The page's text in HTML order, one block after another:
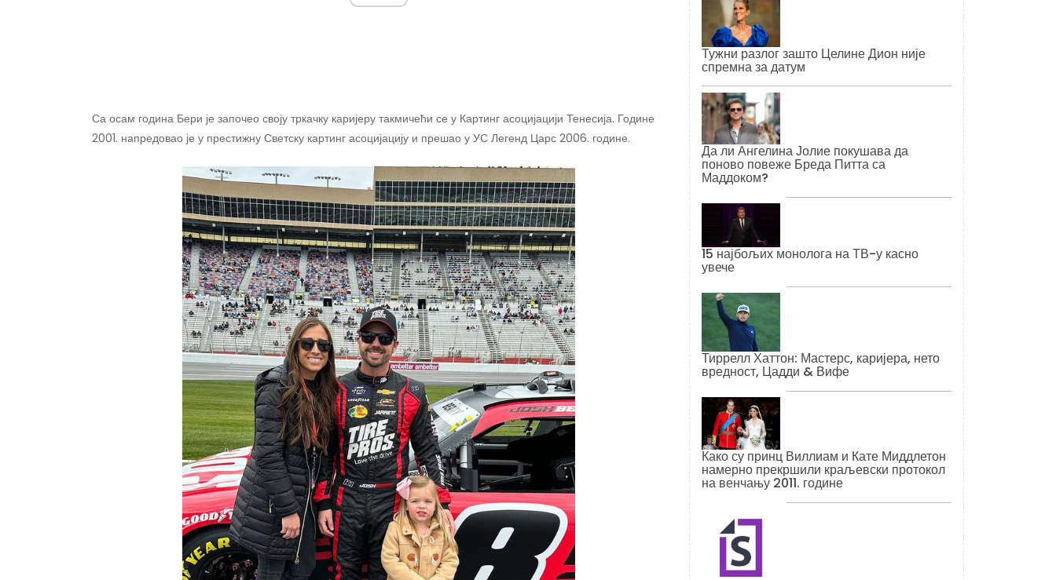
Са осам година Бери је започео своју тркачку каријеру такмичећи се у Картинг асоцијацији Тенесија. Године
2001. напредовао је у престижну Светску картинг асоцијацију и прешао у УС Легенд Царс 2006. године.
Тужни разлог зашто Целине Дион није
спремна за датум
Да ли Ангелина Јолие покушава да
поново повеже Бреда Питта са
Маддоком?
15 најбољих монолога на ТВ-у касно
увече
Тиррелл Хаттон: Мастерс, каријера, нето
вредност, Цадди & Вифе
Како су принц Виллиам и Кате Миддлетон
намерно прекршили краљевски протокол
на венчању 2011. године